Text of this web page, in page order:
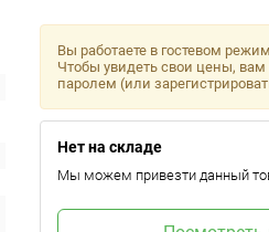
Вы работаете в гостевом
Чтобы увидеть свои цены,
паролем (или
Нет на складе
Мы можем привезти данный